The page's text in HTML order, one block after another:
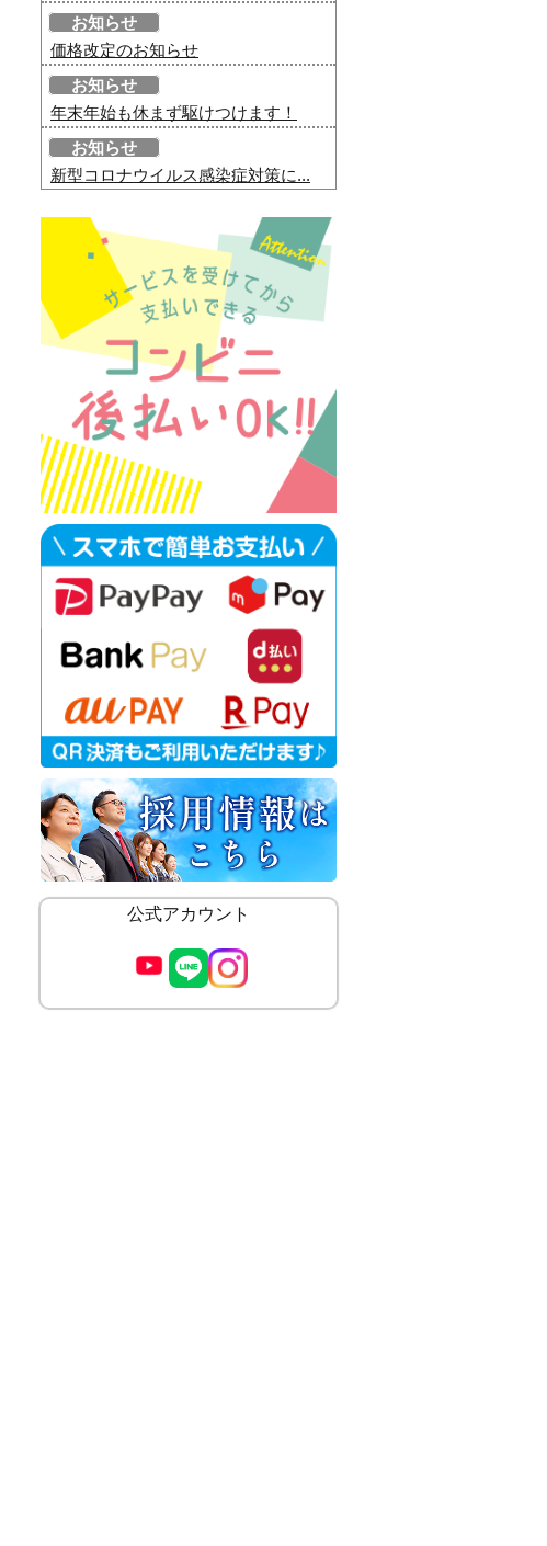
お知らせ
価格改定のお知らせ
お知らせ
年末年始も休まず駆けつけます！
お知らせ
新型コロナウイルス感染症対策に...
公式アカウント